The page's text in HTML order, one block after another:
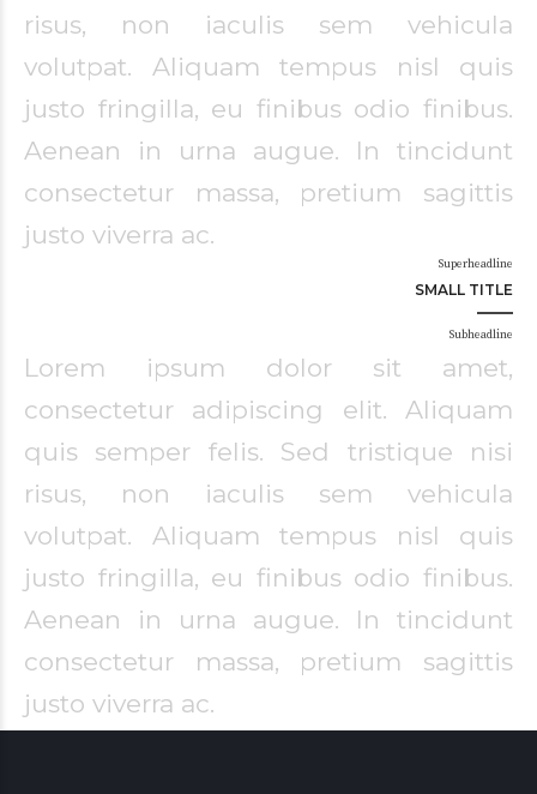
risus, non iaculis sem vehicula
volutpat. Aliquam tempus nisl quis
justo fringilla, eu finibus odio finibus.
Aenean in urna augue. In tincidunt
consectetur massa, pretium sagittis
justo viverra ac.
Superheadline
SMALL TITLE
Subheadline
Lorem ipsum dolor sit amet,
consectetur adipiscing elit. Aliquam
quis semper felis. Sed tristique nisi
risus, non iaculis sem vehicula
volutpat. Aliquam tempus nisl quis
justo fringilla, eu finibus odio finibus.
Aenean in urna augue. In tincidunt
consectetur massa, pretium sagittis
justo viverra ac.